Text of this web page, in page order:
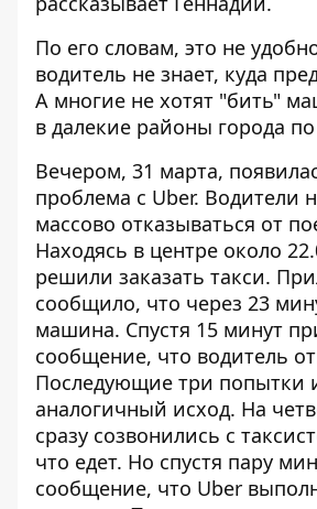
По его словам, это не
водитель не знает, куда
А многие не хотят "бить"
в далекие районы города по
Вечером, 31 марта,
проблема с Uber. Водители
массово отказываться от
Находясь в центре около
решили заказать такси.
сообщило, что через 23
машина. Спустя 15 минут
сообщение, что водитель
Последующие три попытки
аналогичный исход. На
сразу созвонились с
что едет. Но спустя пару
сообщение, что Uber